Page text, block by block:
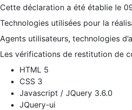
Cette déclaration a été établie le
Technologies utilisées pour la
Agents utilisateurs, technologies
Les vérifications de restitution de
HTML 5
CSS 3
Javascript / JQuery 3.6.0
JQuery-ui